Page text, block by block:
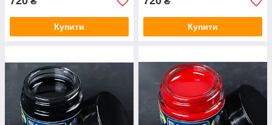
Купити Купити